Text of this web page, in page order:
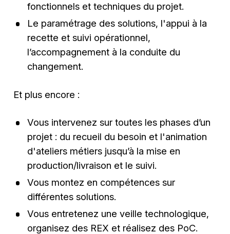
fonctionnels et techniques du projet.
Le paramétrage des solutions, l'appui à la
recette et suivi opérationnel,
l’accompagnement à la conduite du
changement.
Et plus encore :
Vous intervenez sur toutes les phases d’un
projet : du recueil du besoin et l'animation
d'ateliers métiers jusqu’à la mise en
production/livraison et le suivi.
Vous montez en compétences sur
différentes solutions.
Vous entretenez une veille technologique,
organisez des REX et réalisez des PoC.